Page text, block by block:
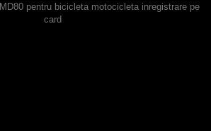
pentru bicicleta motocicleta inregistrare pe
card